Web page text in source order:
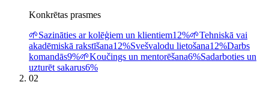
Konkrētas prasmes
🌱Sazināties ar kolēģiem un klientiem12%🌱Tehniskā vai
akadēmiskā rakstīšana12%Svešvalodu lietošana12%Darbs
komandās9%🌱Koučings un mentorēšana6%Sadarboties un
uzturēt sakarus6%
02